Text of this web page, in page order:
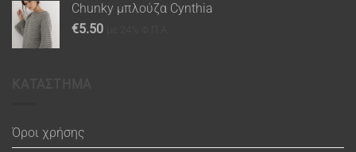
Chunky μπλούζα Cynthia
€5.50
Όροι χρήσης